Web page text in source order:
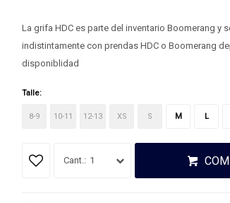
La grifa HDC es parte del inventario Boomerang y
indistintamente con prendas HDC o Boomerang
disponiblidad
Talle:
8-9 10-11 12-13 XS S M L
1